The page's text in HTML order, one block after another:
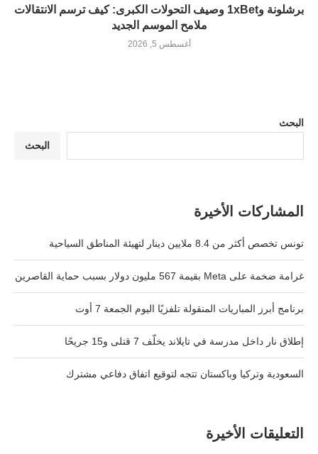
برشلونة و1xBet وصيف التحولات الكبرى: كيف ترسم الانتقالات
ملامح الموسم الجديد
أغسطس 5, 2026
البحث
البحث
المشاركات الأخيرة
تونس تخصص أكثر من 8.4 ملايين دينار لتهيئة المناطق السياحية
غرامة ضخمة على Meta بقيمة 567 مليون دولار بسبب حماية القاصرين
برنامج أبرز المباريات المنقولة تلفزيًا اليوم الجمعة 7 أوت
إطلاق نار داخل مدرسة في تايلاند يخلّف 7 قتلى و15 جريحًا
السعودية وتركيا وباكستان تتجه لتوقيع اتفاق دفاعي مشترك
التعليقات الأخيرة